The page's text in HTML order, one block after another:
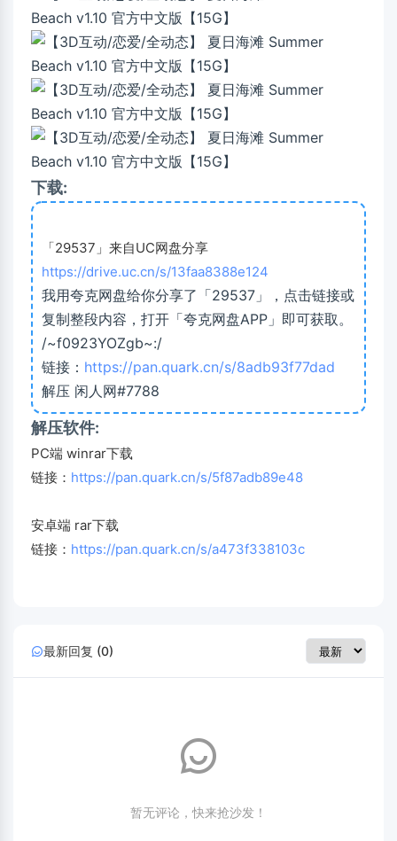
下载:
「29537」来自UC网盘分享
https://drive.uc.cn/s/13faa8388e124
我用夸克网盘给你分享了「29537」，点击链接或
复制整段内容，打开「夸克网盘APP」即可获取。
/~f0923YOZgb~:/
链接： https://pan.quark.cn/s/8adb93f77dad
解压 闲人网#7788
解压软件:
PC端 winrar下载
链接： https://pan.quark.cn/s/5f87adb89e48
安卓端 rar下载
链接： https://pan.quark.cn/s/a473f338103c
最新回复 (0)
暂无评论，快来抢沙发！